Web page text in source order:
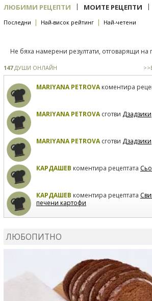
ЛЮБИМИ РЕЦЕПТИ | МОИТЕ РЕЦЕПТИ |
Последни | Най-висок рейтинг | Най-четени
Не бяха намерени резултати, отговарящи на
147ДУШИ ОНЛАЙН
MARIYANA PETROVAкоментира
MARIYANA PETROVAсготви Дзадзики
MARIYANA PETROVAсготви Дзадзики
КАРДАШЕВ коментира рецептата
КАРДАШЕВ коментира рецептата
печени картофи
ЛЮБОПИТНО